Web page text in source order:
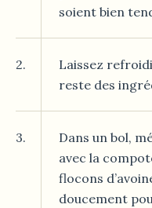
soient bien
2.
Laissez
reste des
3.
Dans un bol,
avec la
flocons
doucement